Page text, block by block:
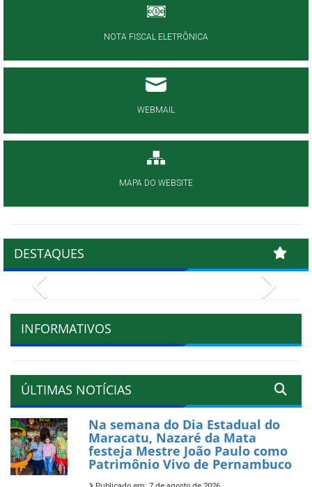
NOTA FISCAL ELETRÔNICA
WEBMAIL
MAPA DO WEBSITE
DESTAQUES
INFORMATIVOS
ÚLTIMAS NOTÍCIAS
Na semana do Dia Estadual do
Maracatu, Nazaré da Mata
festeja Mestre João Paulo como
Patrimônio Vivo de Pernambuco